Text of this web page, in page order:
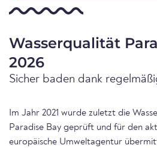
Wasserqualität
2026
Sicher baden dank
Im Jahr 2021 wurde zuletzt die
Paradise Bay geprüft und für den
europäische Umweltagentur